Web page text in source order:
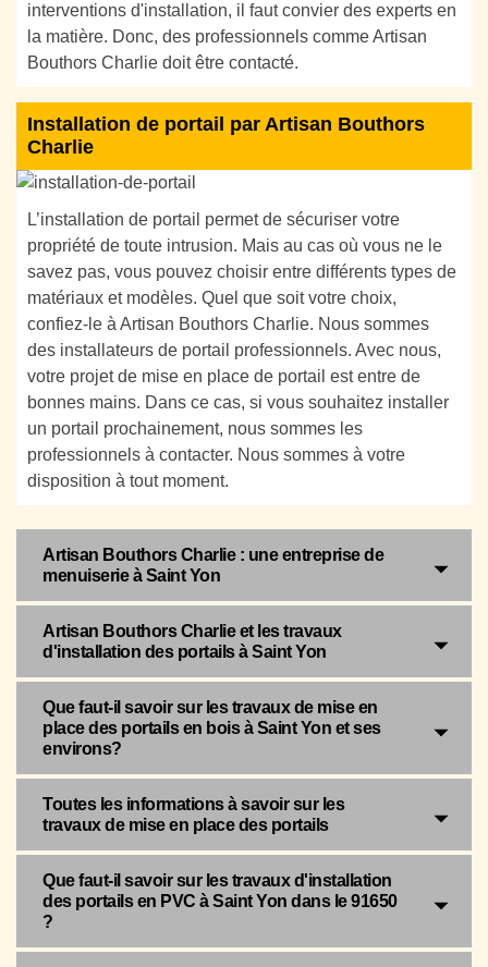
interventions d'installation, il faut convier des experts en
la matière. Donc, des professionnels comme Artisan
Bouthors Charlie doit être contacté.
Installation de portail par Artisan Bouthors
Charlie
L’installation de portail permet de sécuriser votre
propriété de toute intrusion. Mais au cas où vous ne le
savez pas, vous pouvez choisir entre différents types de
matériaux et modèles. Quel que soit votre choix,
confiez-le à Artisan Bouthors Charlie. Nous sommes
des installateurs de portail professionnels. Avec nous,
votre projet de mise en place de portail est entre de
bonnes mains. Dans ce cas, si vous souhaitez installer
un portail prochainement, nous sommes les
professionnels à contacter. Nous sommes à votre
disposition à tout moment.
Artisan Bouthors Charlie : une entreprise de
menuiserie à Saint Yon
Artisan Bouthors Charlie et les travaux
d'installation des portails à Saint Yon
Que faut-il savoir sur les travaux de mise en
place des portails en bois à Saint Yon et ses
environs?
Toutes les informations à savoir sur les
travaux de mise en place des portails
Que faut-il savoir sur les travaux d'installation
des portails en PVC à Saint Yon dans le 91650
?